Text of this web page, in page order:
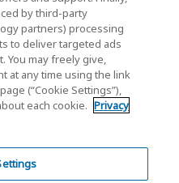
ト一覧
by third-party
partners) processing
to deliver targeted ads
You may freely give,
at any time using the link
(“Cookie Settings”),
each cookie. Privacy